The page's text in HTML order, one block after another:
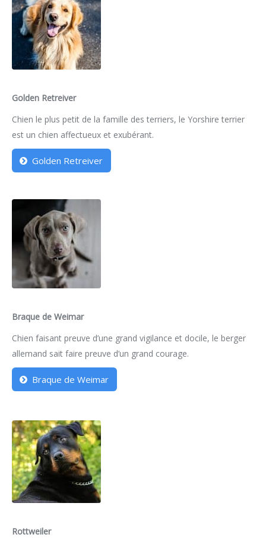
Golden Retreiver
Chien le plus petit de la famille des terriers, le Yorshire terrier
est un chien affectueux et exubérant.
Golden Retreiver
Braque de Weimar
Chien faisant preuve d’une grand vigilance et docile, le berger
allemand sait faire preuve d’un grand courage.
Braque de Weimar
Rottweiler